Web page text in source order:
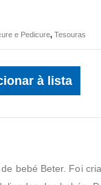
e Pedicure, Tesouras
à lista
bebé Beter. Foi